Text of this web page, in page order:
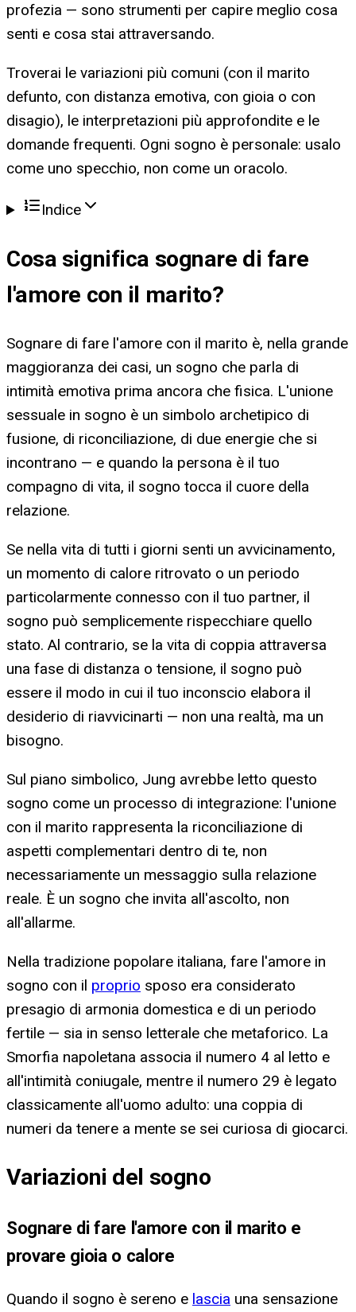
profezia — sono strumenti per capire meglio cosa
senti e cosa stai attraversando.
Troverai le variazioni più comuni (con il marito
defunto, con distanza emotiva, con gioia o con
disagio), le interpretazioni più approfondite e le
domande frequenti. Ogni sogno è personale: usalo
come uno specchio, non come un oracolo.
Indice
Cosa significa sognare di fare
l'amore con il marito?
Sognare di fare l'amore con il marito è, nella grande
maggioranza dei casi, un sogno che parla di
intimità emotiva prima ancora che fisica. L'unione
sessuale in sogno è un simbolo archetipico di
fusione, di riconciliazione, di due energie che si
incontrano — e quando la persona è il tuo
compagno di vita, il sogno tocca il cuore della
relazione.
Se nella vita di tutti i giorni senti un avvicinamento,
un momento di calore ritrovato o un periodo
particolarmente connesso con il tuo partner, il
sogno può semplicemente rispecchiare quello
stato. Al contrario, se la vita di coppia attraversa
una fase di distanza o tensione, il sogno può
essere il modo in cui il tuo inconscio elabora il
desiderio di riavvicinarti — non una realtà, ma un
bisogno.
Sul piano simbolico, Jung avrebbe letto questo
sogno come un processo di integrazione: l'unione
con il marito rappresenta la riconciliazione di
aspetti complementari dentro di te, non
necessariamente un messaggio sulla relazione
reale. È un sogno che invita all'ascolto, non
all'allarme.
Nella tradizione popolare italiana, fare l'amore in
sogno con il proprio sposo era considerato
presagio di armonia domestica e di un periodo
fertile — sia in senso letterale che metaforico. La
Smorfia napoletana associa il numero 4 al letto e
all'intimità coniugale, mentre il numero 29 è legato
classicamente all'uomo adulto: una coppia di
numeri da tenere a mente se sei curiosa di giocarci.
Variazioni del sogno
Sognare di fare l'amore con il marito e
provare gioia o calore
Quando il sogno è sereno e lascia una sensazione